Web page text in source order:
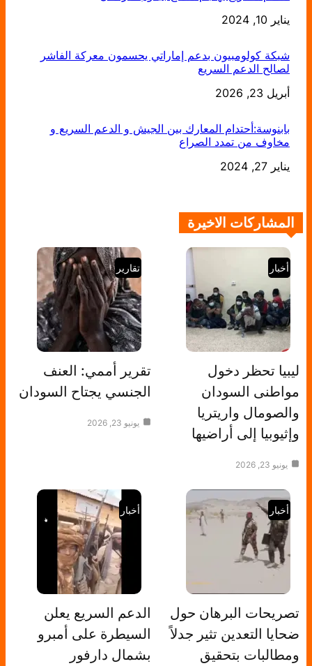
التاريخ
يناير 10, 2024
شبكة كولومبيون بدعم إماراتي يحسمون معركة الفاشر
لصالح الدعم السريع
التاريخ
أبريل 23, 2026
بابنوسة:أحتدام المعارك بين الجيش و الدعم السريع و
مخاوف من تمدد الصراع
التاريخ
يناير 27, 2024
المشاركات الاخيرة
أخبار
ليبيا تحظر دخول
مواطنى السودان
والصومال واريتريا
وإثيوبيا إلى أراضيها
يونيو 23, 2026
تقارير
تقرير أممي: العنف
الجنسي يجتاح السودان
يونيو 23, 2026
أخبار
تصريحات البرهان حول
ضحايا التعدين تثير جدلاً
ومطالبات بتحقيق
أخبار
الدعم السريع يعلن
السيطرة على أمبرو
بشمال دارفور